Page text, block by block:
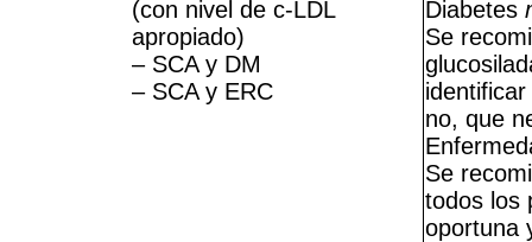
(con nivel de c-LDL
apropiado)
– SCA y DM
– SCA y ERC
Diabetes
Se
no, que
Se
todos los
oportuna